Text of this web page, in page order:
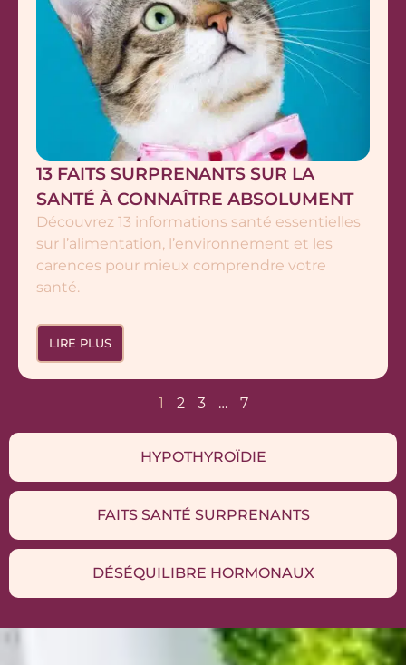
HYPOTHYROÏDIE
FAITS SANTÉ SURPRENANTS
DÉSÉQUILIBRE HORMONAUX
13 FAITS SURPRENANTS SUR LA
SANTÉ À CONNAÎTRE ABSOLUMENT
Découvrez 13 informations santé essentielles
sur l’alimentation, l’environnement et les
carences pour mieux comprendre votre
santé.
LIRE PLUS
1 2 3 … 7